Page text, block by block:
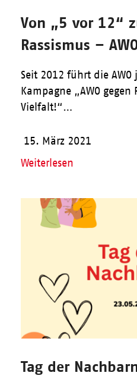
Von „5 vor 12“
Rassismus –
Seit 2012 führt die
Kampagne „AWO gegen
Vielfalt!“…
15. März 2021
Weiterlesen
Tag der